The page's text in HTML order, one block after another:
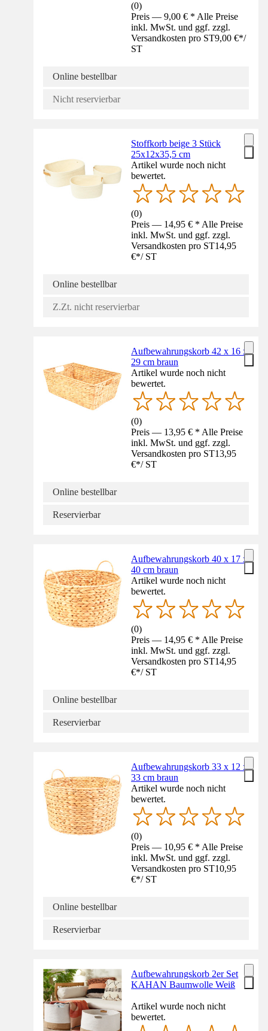
(0)
Preis — 9,00 € * Alle Preise
inkl. MwSt. und ggf. zzgl.
Versandkosten pro ST9,00 €*/
ST
Online bestellbar
Nicht reservierbar
Stoffkorb beige 3 Stück
25x12x35,5 cm
Artikel wurde noch nicht
bewertet.
(0)
Preis — 14,95 € * Alle Preise
inkl. MwSt. und ggf. zzgl.
Versandkosten pro ST14,95
€*/ ST
Online bestellbar
Z.Zt. nicht reservierbar
Aufbewahrungskorb 42 x 16 x
29 cm braun
Artikel wurde noch nicht
bewertet.
(0)
Preis — 13,95 € * Alle Preise
inkl. MwSt. und ggf. zzgl.
Versandkosten pro ST13,95
€*/ ST
Online bestellbar
Reservierbar
Aufbewahrungskorb 40 x 17 x
40 cm braun
Artikel wurde noch nicht
bewertet.
(0)
Preis — 14,95 € * Alle Preise
inkl. MwSt. und ggf. zzgl.
Versandkosten pro ST14,95
€*/ ST
Online bestellbar
Reservierbar
Aufbewahrungskorb 33 x 12 x
33 cm braun
Artikel wurde noch nicht
bewertet.
(0)
Preis — 10,95 € * Alle Preise
inkl. MwSt. und ggf. zzgl.
Versandkosten pro ST10,95
€*/ ST
Online bestellbar
Reservierbar
Aufbewahrungskorb 2er Set
KAHAN Baumwolle Weiß
Artikel wurde noch nicht
bewertet.